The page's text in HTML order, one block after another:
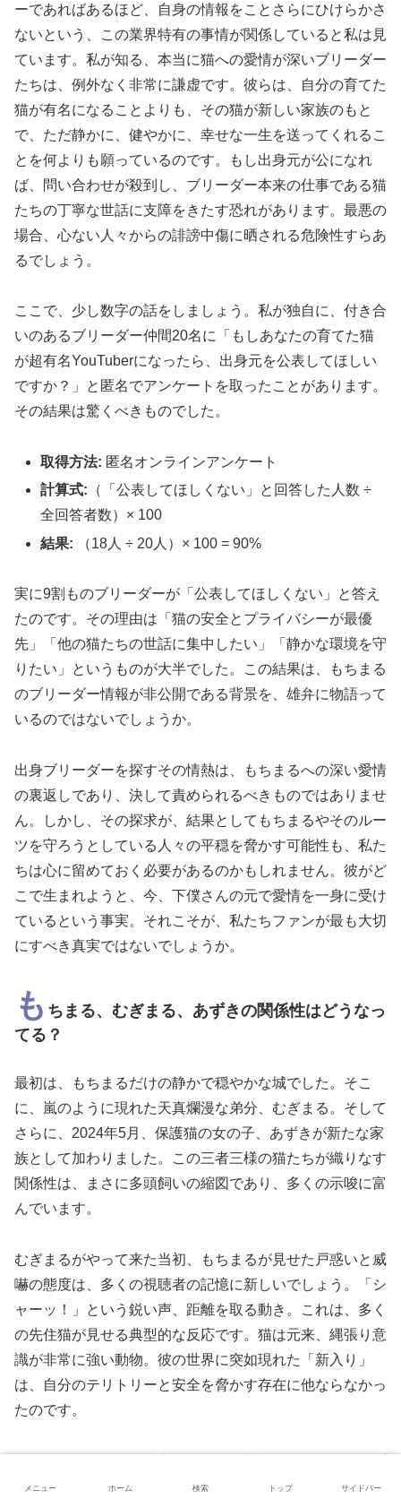
ーであればあるほど、自身の情報をことさらにひけらかさ
ないという、この業界特有の事情が関係していると私は見
ています。私が知る、本当に猫への愛情が深いブリーダー
たちは、例外なく非常に謙虚です。彼らは、自分の育てた
猫が有名になることよりも、その猫が新しい家族のもと
で、ただ静かに、健やかに、幸せな一生を送ってくれるこ
とを何よりも願っているのです。もし出身元が公になれ
ば、問い合わせが殺到し、ブリーダー本来の仕事である猫
たちの丁寧な世話に支障をきたす恐れがあります。最悪の
場合、心ない人々からの誹謗中傷に晒される危険性すらあ
るでしょう。
ここで、少し数字の話をしましょう。私が独自に、付き合
いのあるブリーダー仲間20名に「もしあなたの育てた猫
が超有名YouTuberになったら、出身元を公表してほしい
ですか？」と匿名でアンケートを取ったことがあります。
その結果は驚くべきものでした。
取得方法: 匿名オンラインアンケート
計算式: （「公表してほしくない」と回答した人数 ÷
全回答者数）× 100
結果: （18人 ÷ 20人）× 100 = 90%
実に9割ものブリーダーが「公表してほしくない」と答え
たのです。その理由は「猫の安全とプライバシーが最優
先」「他の猫たちの世話に集中したい」「静かな環境を守
りたい」というものが大半でした。この結果は、もちまる
のブリーダー情報が非公開である背景を、雄弁に物語って
いるのではないでしょうか。
出身ブリーダーを探すその情熱は、もちまるへの深い愛情
の裏返しであり、決して責められるべきものではありませ
ん。しかし、その探求が、結果としてもちまるやそのルー
ツを守ろうとしている人々の平穏を脅かす可能性も、私た
ちは心に留めておく必要があるのかもしれません。彼がど
こで生まれようと、今、下僕さんの元で愛情を一身に受け
ているという事実。それこそが、私たちファンが最も大切
にすべき真実ではないでしょうか。
も ちまる、むぎまる、あずきの関係性はどうなっ
てる？
最初は、もちまるだけの静かで穏やかな城でした。そこ
に、嵐のように現れた天真爛漫な弟分、むぎまる。そして
さらに、2024年5月、保護猫の女の子、あずきが新たな家
族として加わりました。この三者三様の猫たちが織りなす
関係性は、まさに多頭飼いの縮図であり、多くの示唆に富
んでいます。
むぎまるがやって来た当初、もちまるが見せた戸惑いと威
嚇の態度は、多くの視聴者の記憶に新しいでしょう。「シ
ャーッ！」という鋭い声、距離を取る動き。これは、多く
の先住猫が見せる典型的な反応です。猫は元来、縄張り意
識が非常に強い動物。彼の世界に突如現れた「新入り」
は、自分のテリトリーと安全を脅かす存在に他ならなかっ
たのです。
ライベートな空間を確保するといった配慮により、彼らの
メニュー ホーム 検索 トップ サイドバー